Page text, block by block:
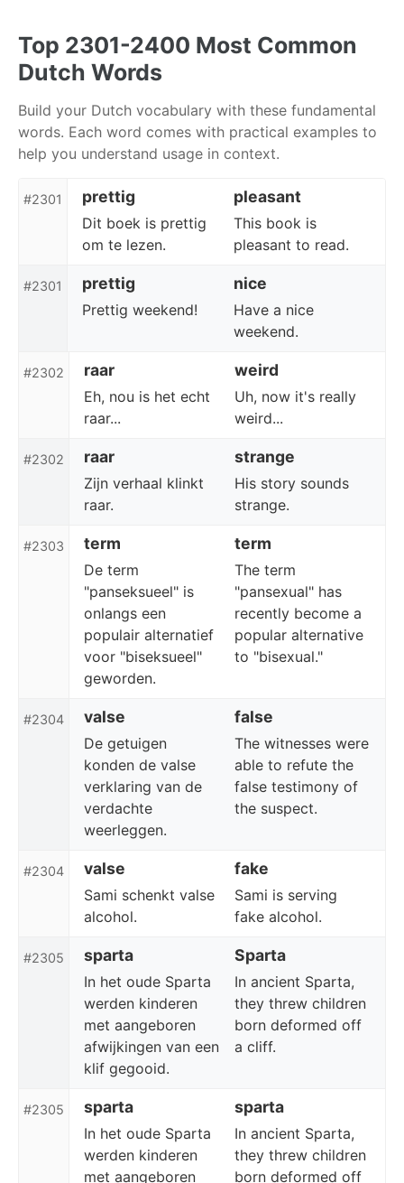
primary
navigation
content
footer
Top 2301-2400 Most Common
Dutch Words
Build your Dutch vocabulary with these fundamental
words. Each word comes with practical examples to
help you understand usage in context.
#2301 prettig pleasant
Dit boek is prettig
om te lezen.
This book is
pleasant to read.
#2301 prettig nice
Prettig weekend!
Have a nice
weekend.
#2302 raar weird
Eh, nou is het echt
raar...
Uh, now it's really
weird...
#2302 raar strange
Zijn verhaal klinkt
raar.
His story sounds
strange.
#2303 term term
De term
"panseksueel" is
onlangs een
populair alternatief
voor "biseksueel"
geworden.
The term
"pansexual" has
recently become a
popular alternative
to "bisexual."
#2304 valse false
De getuigen
konden de valse
verklaring van de
verdachte
weerleggen.
The witnesses were
able to refute the
false testimony of
the suspect.
#2304 valse fake
Sami schenkt valse
alcohol.
Sami is serving
fake alcohol.
#2305 sparta Sparta
In het oude Sparta
werden kinderen
met aangeboren
afwijkingen van een
klif gegooid.
In ancient Sparta,
they threw children
born deformed off
a cliff.
#2305 sparta sparta
In het oude Sparta
werden kinderen
met aangeboren
In ancient Sparta,
they threw children
born deformed off